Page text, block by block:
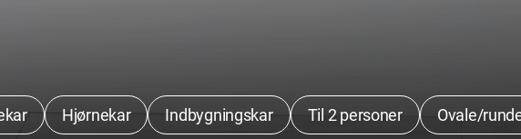
Hjørnekar Indbygningskar Til 2 personer Ovale/